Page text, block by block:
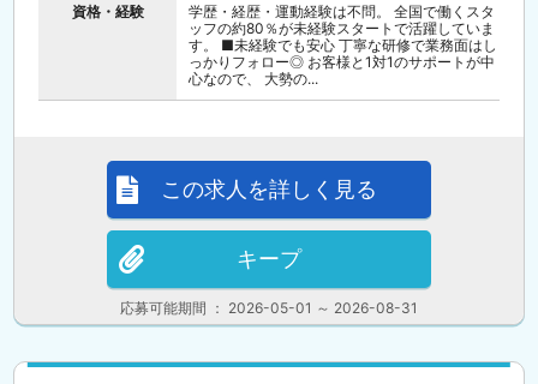
資格・経験
学歴・経歴・運動経験は不問。 全国で働くスタ
ッフの約80％が未経験スタートで活躍していま
す。 ■未経験でも安心 丁寧な研修で業務面はし
っかりフォロー◎ お客様と1対1のサポートが中
心なので、 大勢の...
応募可能期間 ： 2026-05-01 ～ 2026-08-31
この求人を詳しく見る
キープ